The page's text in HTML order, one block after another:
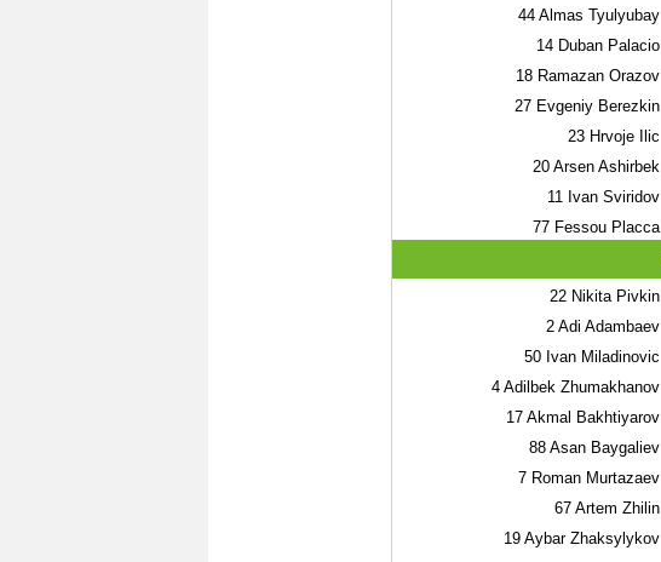
44Almas Tyulyubay
14Duban Palacio
18Ramazan Orazov
27Evgeniy Berezkin
23Hrvoje Ilic
20Arsen Ashirbek
11Ivan Sviridov
77Fessou Placca
22Nikita Pivkin
2Adi Adambaev
50Ivan Miladinovic
4Adilbek Zhumakhanov
17Akmal Bakhtiyarov
88Asan Baygaliev
7Roman Murtazaev
67Artem Zhilin
19Aybar Zhaksylykov